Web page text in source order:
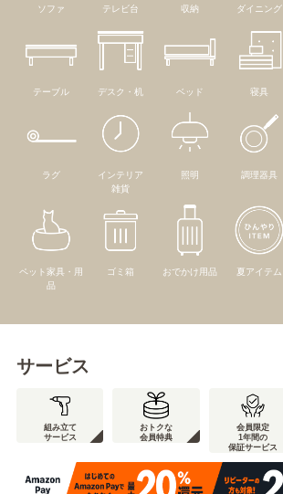
ソファ テレビ台 収納 ダイニング
テーブル デスク・机 ベッド 寝具
ラグ
インテリア
雑貨
照明 調理器具
ペット家具・用
品
ゴミ箱 おでかけ用品 夏アイテム
サービス
組み立て
サービス
おトクな
会員特典
会員限定
1年間の
保証サービス